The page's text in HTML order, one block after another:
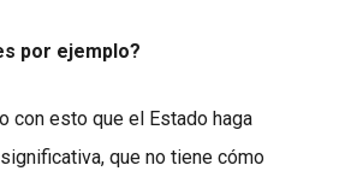
por ejemplo?
con esto que el Estado haga
que no tiene cómo